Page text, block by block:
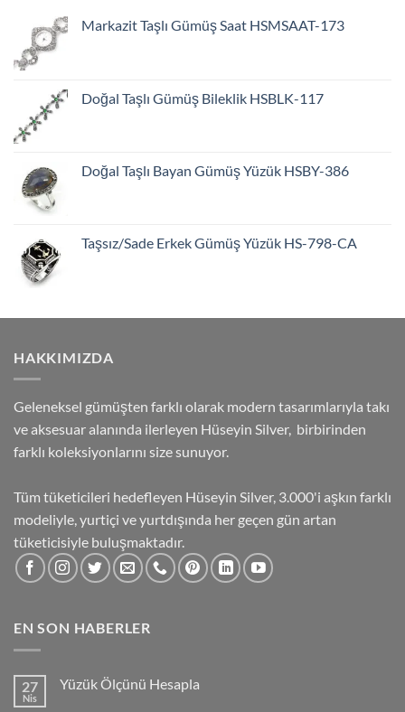
Markazit Taşlı Gümüş Saat HSMSAAT-173
Doğal Taşlı Gümüş Bileklik HSBLK-117
Doğal Taşlı Bayan Gümüş Yüzük HSBY-386
Taşsız/Sade Erkek Gümüş Yüzük HS-798-CA
HAKKIMIZDA
Geleneksel gümüşten farklı olarak modern tasarımlarıyla takı
ve aksesuar alanında ilerleyen Hüseyin Silver, birbirinden
farklı koleksiyonlarını size sunuyor.
Tüm tüketicileri hedefleyen Hüseyin Silver, 3.000'i aşkın farklı
modeliyle, yurtiçi ve yurtdışında her geçen gün artan
tüketicisiyle buluşmaktadır.
EN SON HABERLER
27
Nis
Yüzük Ölçünü Hesapla